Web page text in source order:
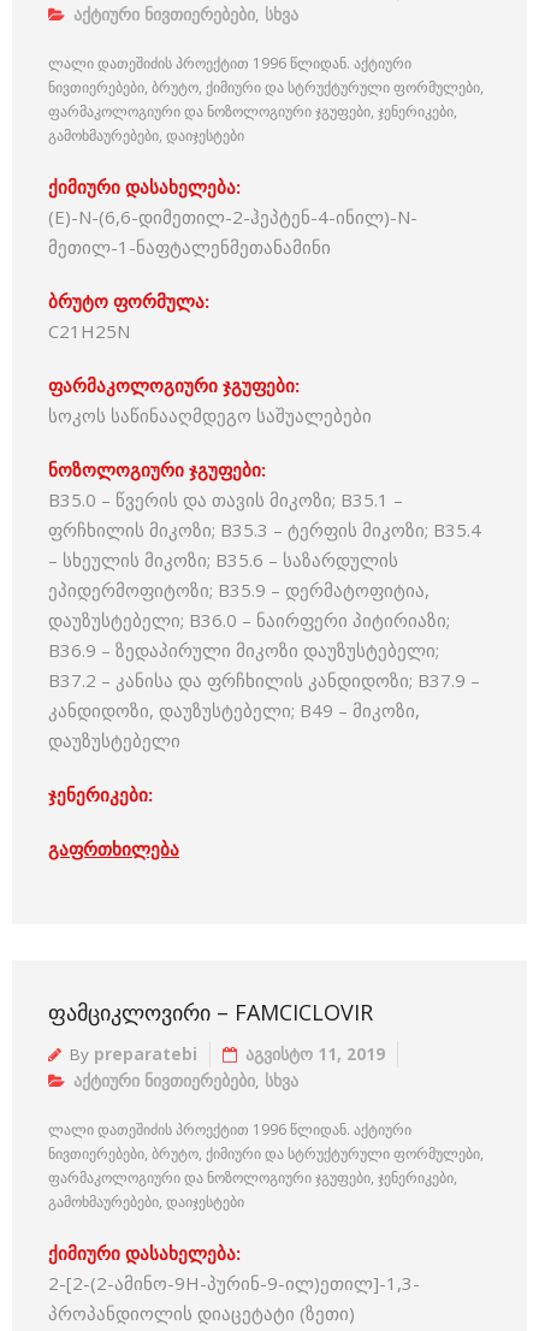
აქტიური ნივთიერებები, სხვა
ლალი დათეშიძის პროექტით 1996 წლიდან. აქტიური
ნივთიერებები, ბრუტო, ქიმიური და სტრუქტურული ფორმულები,
ფარმაკოლოგიური და ნოზოლოგიური ჯგუფები, ჯენერიკები,
გამოხმაურებები, დაიჯესტები
ქიმიური დასახელება:
(E)-N-(6,6-დიმეთილ-2-ჰეპტენ-4-ინილ)-N-
მეთილ-1-ნაფტალენმეთანამინი
ბრუტო ფორმულა:
C21H25N
ფარმაკოლოგიური ჯგუფები:
სოკოს საწინააღმდეგო საშუალებები
ნოზოლოგიური ჯგუფები:
B35.0 – წვერის და თავის მიკოზი; B35.1 –
ფრჩხილის მიკოზი; B35.3 – ტერფის მიკოზი; B35.4
– სხეულის მიკოზი; B35.6 – საზარდულის
ეპიდერმოფიტოზი; B35.9 – დერმატოფიტია,
დაუზუსტებელი; B36.0 – ნაირფერი პიტირიაზი;
B36.9 – ზედაპირული მიკოზი დაუზუსტებელი;
B37.2 – კანისა და ფრჩხილის კანდიდოზი; B37.9 –
კანდიდოზი, დაუზუსტებელი; B49 – მიკოზი,
დაუზუსტებელი
ჯენერიკები:
გაფრთხილება
ᲤᲐᲛᲪᲘᲙᲚᲝᲕᲘᲠᲘ – FAMCICLOVIR
By preparatebi
აგვისტო 11, 2019
აქტიური ნივთიერებები, სხვა
ლალი დათეშიძის პროექტით 1996 წლიდან. აქტიური
ნივთიერებები, ბრუტო, ქიმიური და სტრუქტურული ფორმულები,
ფარმაკოლოგიური და ნოზოლოგიური ჯგუფები, ჯენერიკები,
გამოხმაურებები, დაიჯესტები
ქიმიური დასახელება:
2-[2-(2-ამინო-9H-პურინ-9-ილ)ეთილ]-1,3-
პროპანდიოლის დიაცეტატი (ზეთი)